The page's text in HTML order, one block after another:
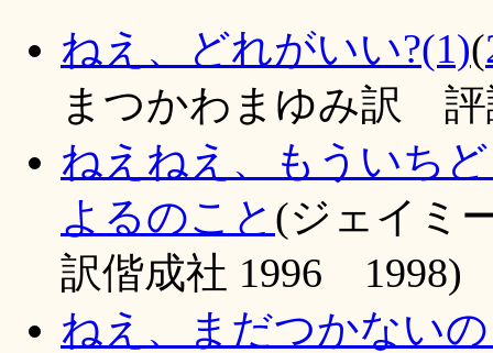
ねえ、どれがいい?(1)(
まつかわまゆみ訳 評
ねえねえ、もういち
よるのこと (ジェイミ
訳偕成社 1996 1998)
ねえ、まだつかない